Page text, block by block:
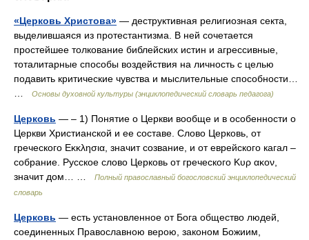
«Церковь Христова» — деструктивная религиозная секта,
выделившаяся из протестантизма. В ней сочетается
простейшее толкование библейских истин и агрессивные,
тоталитарные способы воздействия на личность с целью
подавить критические чувства и мыслительные способности…
Основы духовной культуры (энциклопедический словарь педагога)
Церковь — – 1) Понятие о Церкви вообще и в особенности о
Церкви Христианской и ее составе. Слово Церковь, от
греческого Εκκλησια, значит созвание, и от еврейского кагал –
собрание. Русское слово Церковь от греческого Κυρ ακον,
значит дом… …
Полный православный богословский энциклопедический
словарь
Церковь — есть установленное от Бога общество людей,
соединенных Православною верою, законом Божиим,